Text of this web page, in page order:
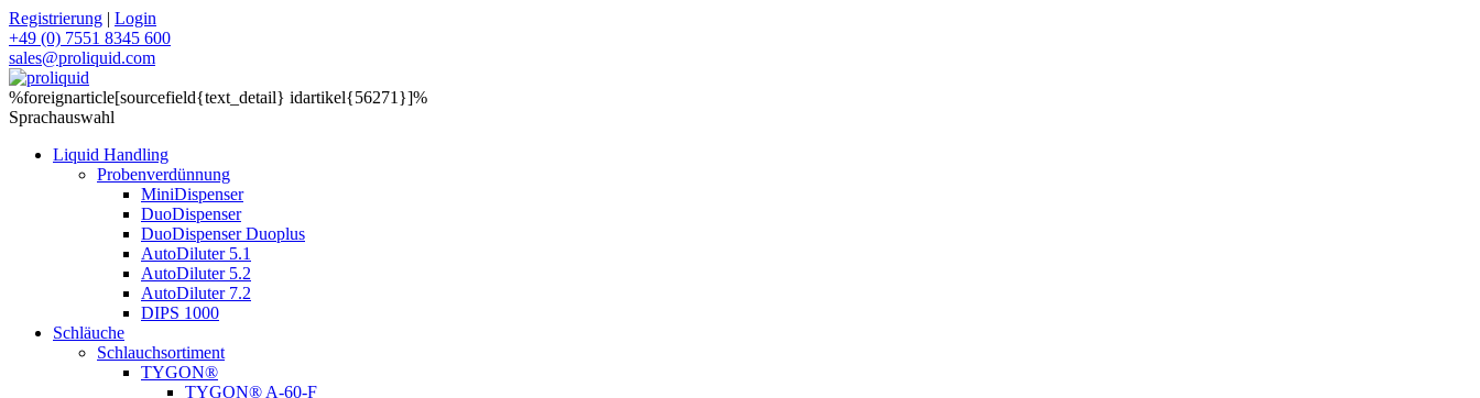
Registrierung | Login
+49 (0) 7551 8345 600
sales@proliquid.com
%foreignarticle[sourcefield{text_detail} idartikel{56271}]%
Sprachauswahl
Liquid Handling
Probenverdünnung
MiniDispenser
DuoDispenser
DuoDispenser Duoplus
AutoDiluter 5.1
AutoDiluter 5.2
AutoDiluter 7.2
DIPS 1000
Schläuche
Schlauchsortiment
TYGON®
TYGON® A-60-F